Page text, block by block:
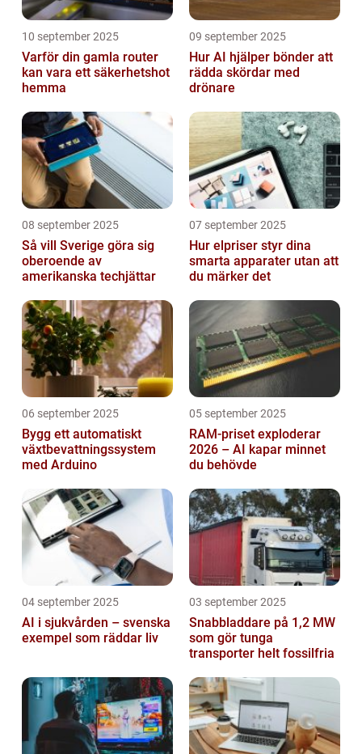
10 september 2025
Varför din gamla router
kan vara ett säkerhetshot
hemma
09 september 2025
Hur AI hjälper bönder att
rädda skördar med
drönare
08 september 2025
Så vill Sverige göra sig
oberoende av
amerikanska techjättar
07 september 2025
Hur elpriser styr dina
smarta apparater utan att
du märker det
06 september 2025
Bygg ett automatiskt
växtbevattningssystem
med Arduino
05 september 2025
RAM-priset exploderar
2026 – AI kapar minnet
du behövde
04 september 2025
AI i sjukvården – svenska
exempel som räddar liv
03 september 2025
Snabbladdare på 1,2 MW
som gör tunga
transporter helt fossilfria